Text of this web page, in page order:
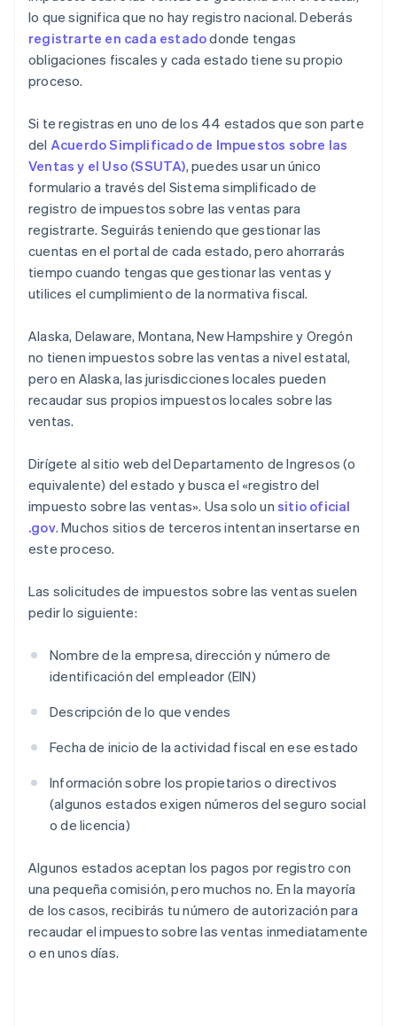
lo que significa que no hay registro nacional. Deberás
registrarte en cada estadodonde tengas
obligaciones fiscales y cada estado tiene su propio
proceso.
Si te registras en uno de los 44 estados que son parte
del Acuerdo Simplificado de Impuestos sobre las
Ventas y el Uso (SSUTA), puedes usar un único
formulario a través del Sistema simplificado de
registro de impuestos sobre las ventas para
registrarte. Seguirás teniendo que gestionar las
cuentas en el portal de cada estado, pero ahorrarás
tiempo cuando tengas que gestionar las ventas y
utilices el cumplimiento de la normativa fiscal.
Alaska, Delaware, Montana, New Hampshire y Oregón
no tienen impuestos sobre las ventas a nivel estatal,
pero en Alaska, las jurisdicciones locales pueden
recaudar sus propios impuestos locales sobre las
ventas.
Dirígete al sitio web del Departamento de Ingresos (o
equivalente) del estado y busca el «registro del
impuesto sobre las ventas». Usa solo un sitio oficial
.gov. Muchos sitios de terceros intentan insertarse en
este proceso.
Las solicitudes de impuestos sobre las ventas suelen
pedir lo siguiente:
Nombre de la empresa, dirección y número de
identificación del empleador (EIN)
Descripción de lo que vendes
Fecha de inicio de la actividad fiscal en ese estado
Información sobre los propietarios o directivos
(algunos estados exigen números del seguro social
o de licencia)
Algunos estados aceptan los pagos por registro con
una pequeña comisión, pero muchos no. En la mayoría
de los casos, recibirás tu número de autorización para
recaudar el impuesto sobre las ventas inmediatamente
o en unos días.